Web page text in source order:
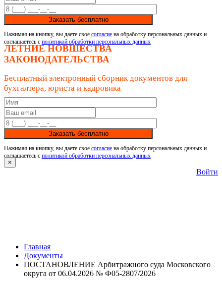
Заказать бесплатно
Нажимая на кнопку, вы даете свое согласие на обработку персональных данных и
соглашаетесь с политикой обработки персональных данных
ЛЕТНИЕ НОВШЕСТВА
ЗАКОНОДАТЕЛЬСТВА
Бесплатный электронный сборник документов для
бухгалтера, юриста и кадровика
Заказать бесплатно
Нажимая на кнопку, вы даете свое согласие на обработку персональных данных и
соглашаетесь с политикой обработки персональных данных
×
Войти
Главная
Документы
ПОСТАНОВЛЕНИЕ Арбитражного суда Московского
округа от 06.04.2026 № Ф05-2807/2026